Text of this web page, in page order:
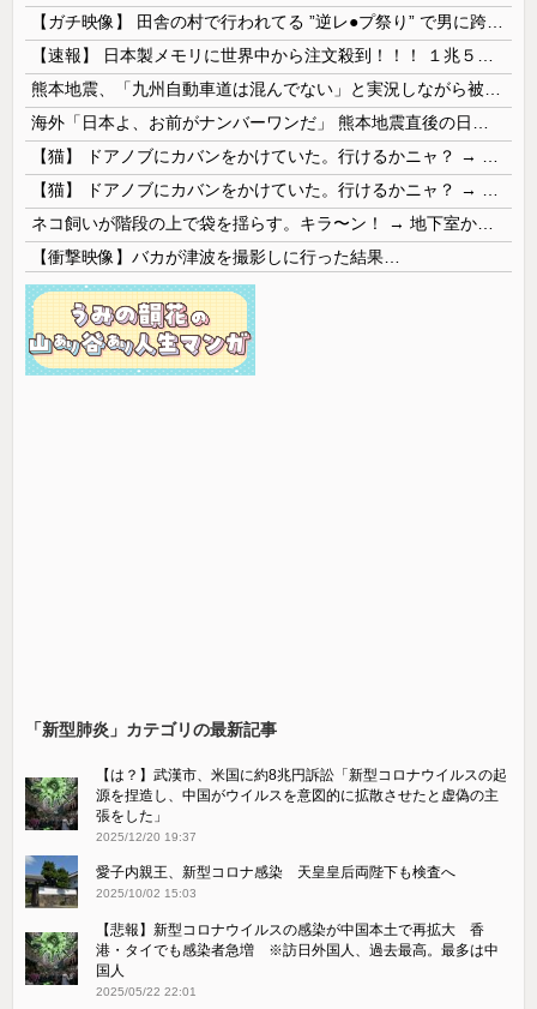
【ガチ映像】 田舎の村で行われてる ”逆レ●プ祭り” で男に跨って無理矢理チ●コを挿入する女の動画がエ□すぎる…
【速報】 日本製メモリに世界中から注文殺到！！！ １兆５０００億円で工場増築へ
熊本地震、「九州自動車道は混んでない」と実況しながら被災地へ向かう有名アナなどに批判殺到 全国紙記者「最新の状況をいち早く伝えることは報道機関としての責務」「情報を取り上げることには大きな意義がある」
海外「日本よ、お前がナンバーワンだ」 熊本地震直後の日本の対応のスピードに世界が衝撃
【猫】 ドアノブにカバンをかけていた。行けるかニャ？ → 猫はこうなります…
【猫】 ドアノブにカバンをかけていた。行けるかニャ？ → 猫はこうなります…
ネコ飼いが階段の上で袋を揺らす。キラ〜ン！ → 地下室からヤツが現れる…
【衝撃映像】バカが津波を撮影しに行った結果…
「新型肺炎」カテゴリの最新記事
【は？】武漢市、米国に約8兆円訴訟「新型コロナウイルスの起
源を捏造し、中国がウイルスを意図的に拡散させたと虚偽の主
張をした」
2025/12/20 19:37
愛子内親王、新型コロナ感染 天皇皇后両陛下も検査へ
2025/10/02 15:03
【悲報】新型コロナウイルスの感染が中国本土で再拡大 香
港・タイでも感染者急増 ※訪日外国人、過去最高。最多は中
国人
2025/05/22 22:01